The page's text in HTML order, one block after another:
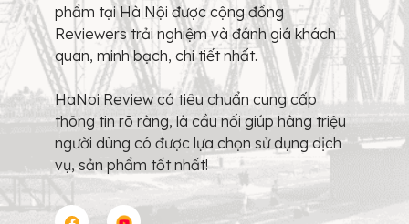
phẩm tại Hà Nội được cộng đồng
Reviewers trải nghiệm và đánh giá khách
quan, minh bạch, chi tiết nhất.
HaNoi Review có tiêu chuẩn cung cấp
thông tin rõ ràng, là cầu nối giúp hàng triệu
người dùng có được lựa chọn sử dụng dịch
vụ, sản phẩm tốt nhất!